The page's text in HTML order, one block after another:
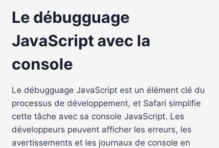
Le débugguage
JavaScript avec la
console
Le débugguage JavaScript est un élément clé du
processus de développement, et Safari simplifie
cette tâche avec sa console JavaScript. Les
développeurs peuvent afficher les erreurs, les
avertissements et les journaux de console en